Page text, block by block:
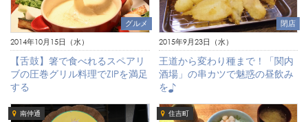
グルメ
2014年10月15日（水）
【舌鼓】箸で食べれるスペアリ
ブの圧巻グリル料理でZIPを満足
する
閉店
2015年9月23日（水）
王道から変わり種まで！「関内
酒場」の串カツで魅惑の昼飲み
を♪
南仲通 住吉町